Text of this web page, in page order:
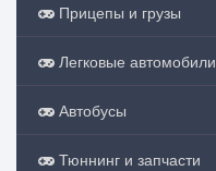
Прицепы и грузы
Легковые автомобили
Автобусы
Тюннинг и запчасти